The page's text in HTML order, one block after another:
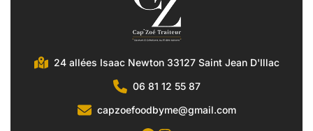
24 allées Isaac Newton 33127 Saint Jean D'Illac
06 81 12 55 87
capzoefoodbyme@gmail.com